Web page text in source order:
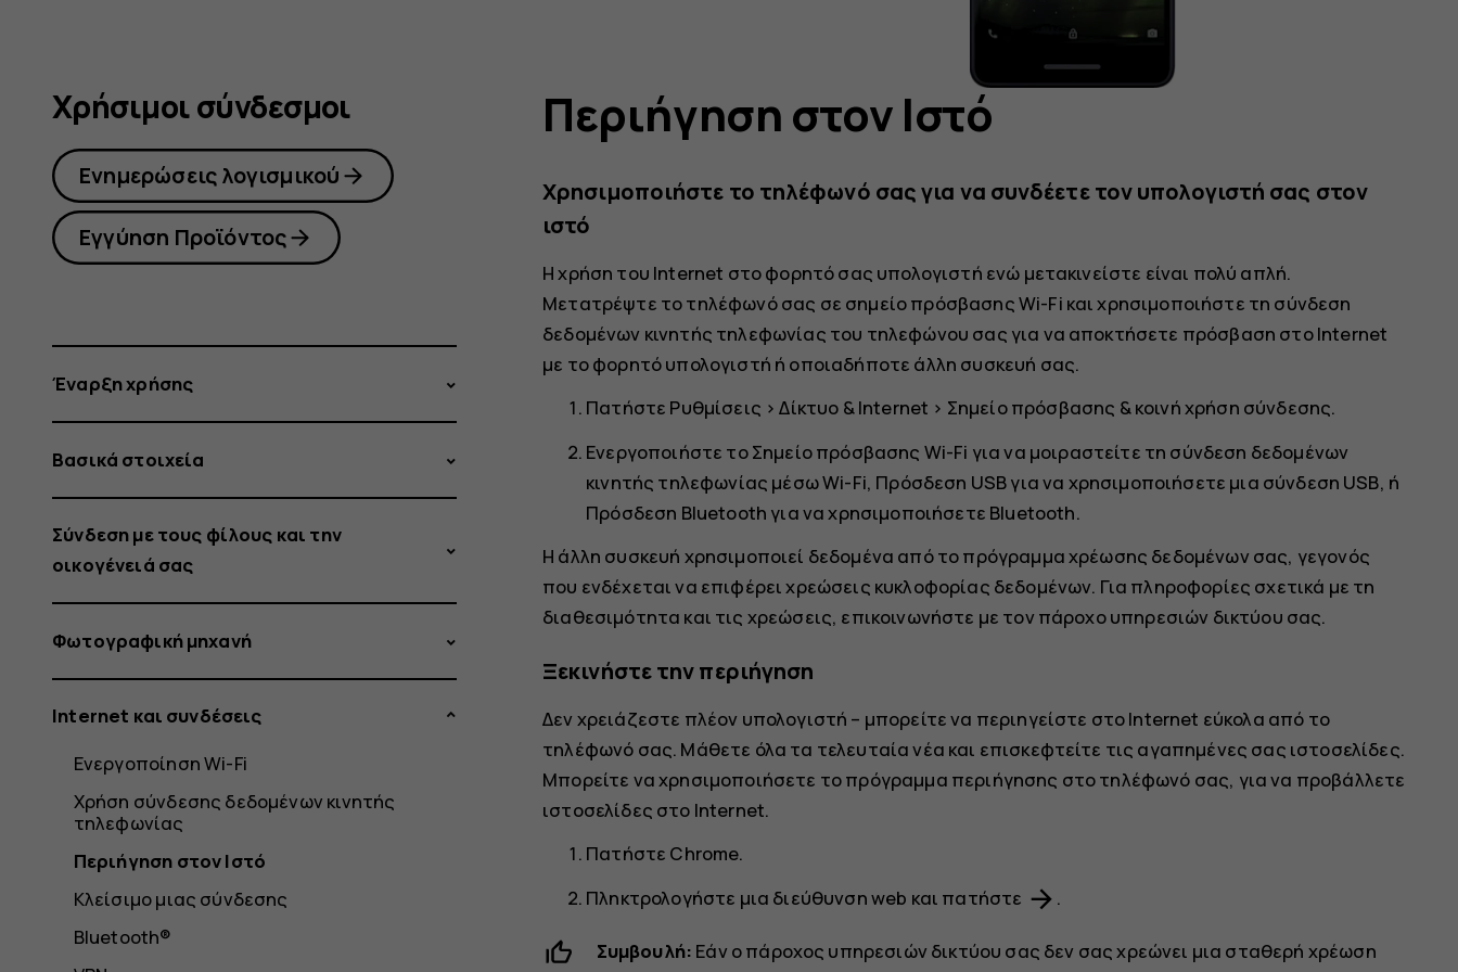
Περιήγηση στον Ιστό
Χρησιμοποιήστε το τηλέφωνό σας για να συνδέετε τον υπολογιστή σας στον
ιστό
Η χρήση του Internet στο φορητό σας υπολογιστή ενώ μετακινείστε είναι πολύ απλή.
Μετατρέψτε το τηλέφωνό σας σε σημείο πρόσβασης Wi-Fi και χρησιμοποιήστε τη σύνδεση
δεδομένων κινητής τηλεφωνίας του τηλεφώνου σας για να αποκτήσετε πρόσβαση στο Internet
με το φορητό υπολογιστή ή οποιαδήποτε άλλη συσκευή σας.
Πατήστε Ρυθμίσεις >Δίκτυο & Internet > Σημείο πρόσβασης & κοινή χρήση σύνδεσης.
Ενεργοποιήστε τοΣημείο πρόσβασης Wi-Fi για να μοιραστείτε τη σύνδεση δεδομένων
κινητής τηλεφωνίας μέσω Wi-Fi, Πρόσδεση USBγια να χρησιμοποιήσετε μια σύνδεση USB, ή
Πρόσδεση Bluetooth για να χρησιμοποιήσετε Bluetooth.
Η άλλη συσκευή χρησιμοποιεί δεδομένα από το πρόγραμμα χρέωσης δεδομένων σας, γεγονός
που ενδέχεται να επιφέρει χρεώσεις κυκλοφορίας δεδομένων. Για πληροφορίες σχετικά με τη
διαθεσιμότητα και τις χρεώσεις, επικοινωνήστε με τον πάροχο υπηρεσιών δικτύου σας.
Ξεκινήστε την περιήγηση
Δεν χρειάζεστε πλέον υπολογιστή – μπορείτε να περιηγείστε στο Internet εύκολα από το
τηλέφωνό σας. Μάθετε όλα τα τελευταία νέα και επισκεφτείτε τις αγαπημένες σας ιστοσελίδες.
Μπορείτε να χρησιμοποιήσετε το πρόγραμμα περιήγησης στο τηλέφωνό σας, για να προβάλλετε
ιστοσελίδες στο Internet.
Πατήστε Chrome.
Πληκτρολογήστε μια διεύθυνση web και πατήστε arrow_forward .
Συμβουλή: Εάν ο πάροχος υπηρεσιών δικτύου σας δεν σας χρεώνει μια σταθερή χρέωση
Χρήσιμοι σύνδεσμοι
Ενημερώσεις λογισμικού
Εγγύηση Προϊόντος
Έναρξη χρήσης
Βασικά στοιχεία
Σύνδεση με τους φίλους και την
οικογένειά σας
Φωτογραφική μηχανή
Internet και συνδέσεις
Ενεργοποίηση Wi-Fi
Χρήση σύνδεσης δεδομένων κινητής
τηλεφωνίας
Περιήγηση στον Ιστό
Κλείσιμο μιας σύνδεσης
Bluetooth®